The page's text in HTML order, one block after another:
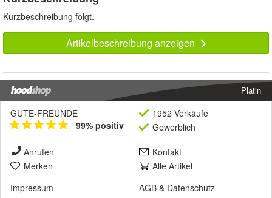
Kurzbeschreibung folgt.
Artikelbeschreibung anzeigen
Platin
GUTE-FREUNDE
99% positiv
1952 Verkäufe
Gewerblich
Anrufen
Kontakt
Merken
Alle Artikel
Impressum
AGB & Datenschutz